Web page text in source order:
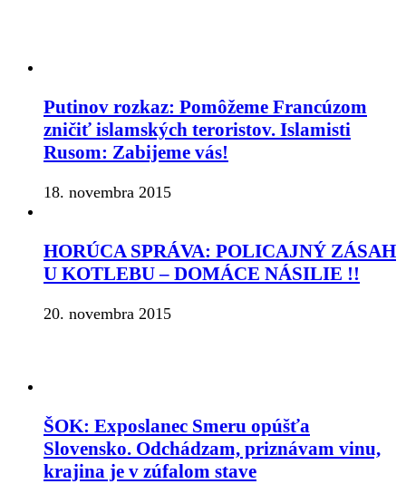
Putinov rozkaz: Pomôžeme Francúzom
zničiť islamských teroristov. Islamisti
Rusom: Zabijeme vás!
18. novembra 2015
HORÚCA SPRÁVA: POLICAJNÝ ZÁSAH
U KOTLEBU – DOMÁCE NÁSILIE !!
20. novembra 2015
ŠOK: Exposlanec Smeru opúšťa
Slovensko. Odchádzam, priznávam vinu,
krajina je v zúfalom stave